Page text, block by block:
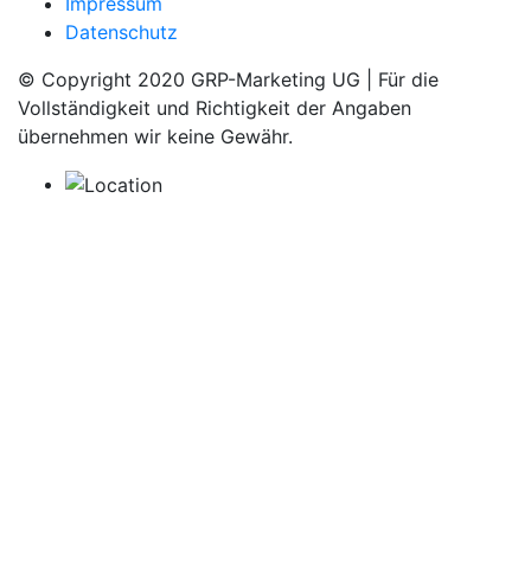
Datenschutz
© Copyright 2020 GRP-Marketing UG | Für die
Vollständigkeit und Richtigkeit der Angaben
übernehmen wir keine Gewähr.